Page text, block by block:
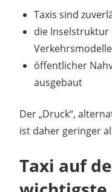
Taxis sind
die Inselstruktur
Verkehrsmodelle
öffentlicher
ausgebaut
Der „Druck“,
ist daher geringer
Taxi auf